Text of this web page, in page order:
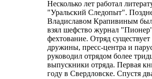
Несколько лет работал
"Уральский Следопыт".
Владиславом Крапивиным был
взял шефство журнал
фехтование. Отряд
дружины, пресс-центра и
руководил отрядом более
выпускники отряда. Первая
году в Свердловске. Спустя